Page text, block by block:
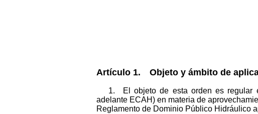
Artículo 1. Objeto y ámbito de
1. El objeto de esta orden es regular
adelante ECAH) en materia de
Reglamento de Dominio Público Hidráulico